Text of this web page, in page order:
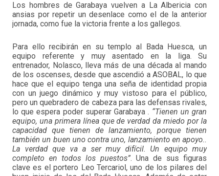
Los hombres de Garabaya vuelven a La Albericia con
ansias por repetir un desenlace como el de la anterior
jornada, como fue la victoria frente a los gallegos.
Para ello recibirán en su templo al Bada Huesca, un
equipo referente y muy asentado en la liga. Su
entrenador, Nolasco, lleva más de una década al mando
de los oscenses, desde que ascendió a ASOBAL, lo que
hace que el equipo tenga una seña de identidad propia
con un juego dinámico y muy vistoso para el público,
pero un quebradero de cabeza para las defensas rivales,
lo que espera poder superar Garabaya . “Tienen un gran
equipo, una primera línea que de verdad da miedo por la
capacidad que tienen de lanzamiento, porque tienen
también un buen uno contra uno, lanzamiento en apoyo..
La verdad que va a ser muy difícil. Un equipo muy
completo en todos los puestos”. Una de sus figuras
clave es el portero Leo Tercariol, uno de los pilares del